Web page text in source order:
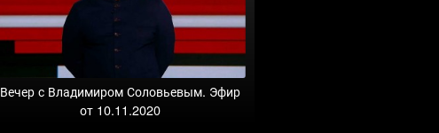
Вечер с Владимиром Соловьевым. Эфир
от 10.11.2020